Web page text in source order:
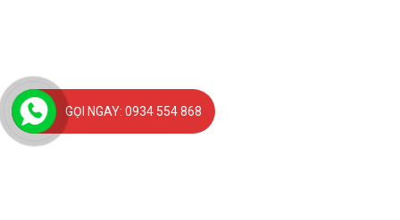
GỌI NGAY: 0934 554 868